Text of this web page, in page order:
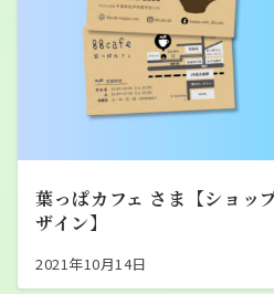
葉っぱカフェ さま【ショッ
ザイン】
2021年10月14日